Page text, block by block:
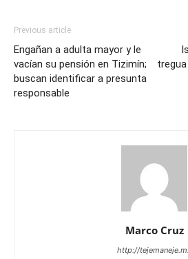
Previous article
Engañan a adulta mayor y le
vacían su pensión en Tizimín;
buscan identificar a presunta
responsable
Marco Cruz
http://